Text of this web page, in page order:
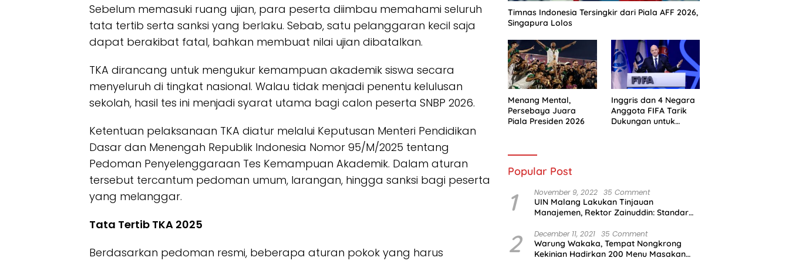
Sebelum memasuki ruang ujian, para peserta diimbau memahami seluruh
tata tertib serta sanksi yang berlaku. Sebab, satu pelanggaran kecil saja
dapat berakibat fatal, bahkan membuat nilai ujian dibatalkan.
TKA dirancang untuk mengukur kemampuan akademik siswa secara
menyeluruh di tingkat nasional. Walau tidak menjadi penentu kelulusan
sekolah, hasil tes ini menjadi syarat utama bagi calon peserta SNBP 2026.
Ketentuan pelaksanaan TKA diatur melalui Keputusan Menteri Pendidikan
Dasar dan Menengah Republik Indonesia Nomor 95/M/2025 tentang
Pedoman Penyelenggaraan Tes Kemampuan Akademik. Dalam aturan
tersebut tercantum pedoman umum, larangan, hingga sanksi bagi peserta
yang melanggar.
Tata Tertib TKA 2025
Berdasarkan pedoman resmi, beberapa aturan pokok yang harus
Timnas Indonesia Tersingkir dari Piala AFF 2026,
Singapura Lolos
Menang Mental,
Persebaya Juara
Piala Presiden 2026
Inggris dan 4 Negara
Anggota FIFA Tarik
Dukungan untuk
Popular Post
1 November 9, 2022 35 Comment
UIN Malang Lakukan Tinjauan
Manajemen, Rektor Zainuddin: Standar
2 December 11, 2021 35 Comment
Warung Wakaka, Tempat Nongkrong
Kekinian Hadirkan 200 Menu Masakan